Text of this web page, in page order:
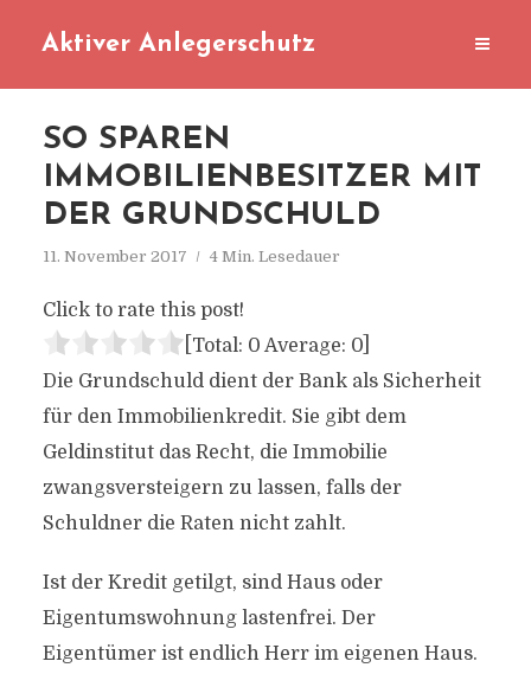
Aktiver Anlegerschutz
SO SPAREN
IMMOBILIENBESITZER MIT
DER GRUNDSCHULD
11. November 2017 4 Min. Lesedauer
Click to rate this post!
[Total: 0 Average: 0]
Die Grundschuld dient der Bank als Sicherheit
für den Immobilienkredit. Sie gibt dem
Geldinstitut das Recht, die Immobilie
zwangsversteigern zu lassen, falls der
Schuldner die Raten nicht zahlt.
Ist der Kredit getilgt, sind Haus oder
Eigentumswohnung lastenfrei. Der
Eigentümer ist endlich Herr im eigenen Haus.